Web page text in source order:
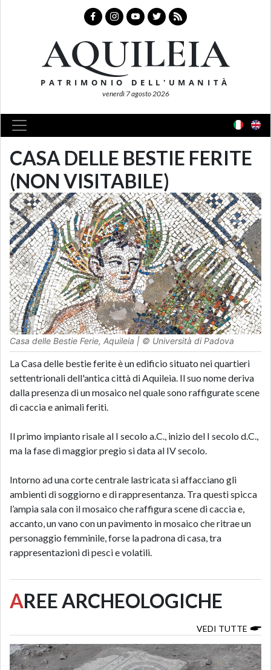
AQUILEIA
PATRIMONIO DELL'UMANITÀ
venerdì 7 agosto 2026
CASA DELLE BESTIE FERITE
(NON VISITABILE)
Casa delle Bestie Ferie, Aquileia | © Università di Padova
La Casa delle bestie ferite è un edificio situato nei quartieri
settentrionali dell'antica città di Aquileia. Il suo nome deriva
dalla presenza di un mosaico nel quale sono raffigurate scene
di caccia e animali feriti.
Il primo impianto risale al I secolo a.C., inizio del I secolo d.C.,
ma la fase di maggior pregio si data al IV secolo.
Intorno ad una corte centrale lastricata si affacciano gli
ambienti di soggiorno e di rappresentanza. Tra questi spicca
l’ampia sala con il mosaico che raffigura scene di caccia e,
accanto, un vano con un pavimento in mosaico che ritrae un
personaggio femminile, forse la padrona di casa, tra
rappresentazioni di pesci e volatili.
AREE ARCHEOLOGICHE
VEDI TUTTE